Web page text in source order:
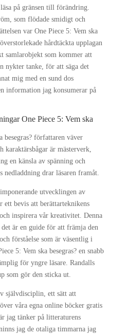
på gränsen till förändring.
som flödade smidigt och
var One Piece 5: Vem ska
hårdtäckta upplagan
samlarobjekt som kommer att
nykter tanke, för att säga det
mig med en sund dos
information jag konsumerar på
One Piece 5: Vem ska
besegras? författaren väver
karaktärsbågar är mästerverk,
en känsla av spänning och
nedladdning drar läsaren framåt.
utvecklingen av
bevis att berättarteknikens
inspirera vår kreativitet. Denna
är en guide för att främja den
förståelse som är väsentlig i
5: Vem ska besegras? en snabb
för yngre läsare. Randalls
som gör den sticka ut.
självdisciplin, ett sätt att
våra egna online böcker gratis
jag tänker på litteraturens
jag de otaliga timmarna jag